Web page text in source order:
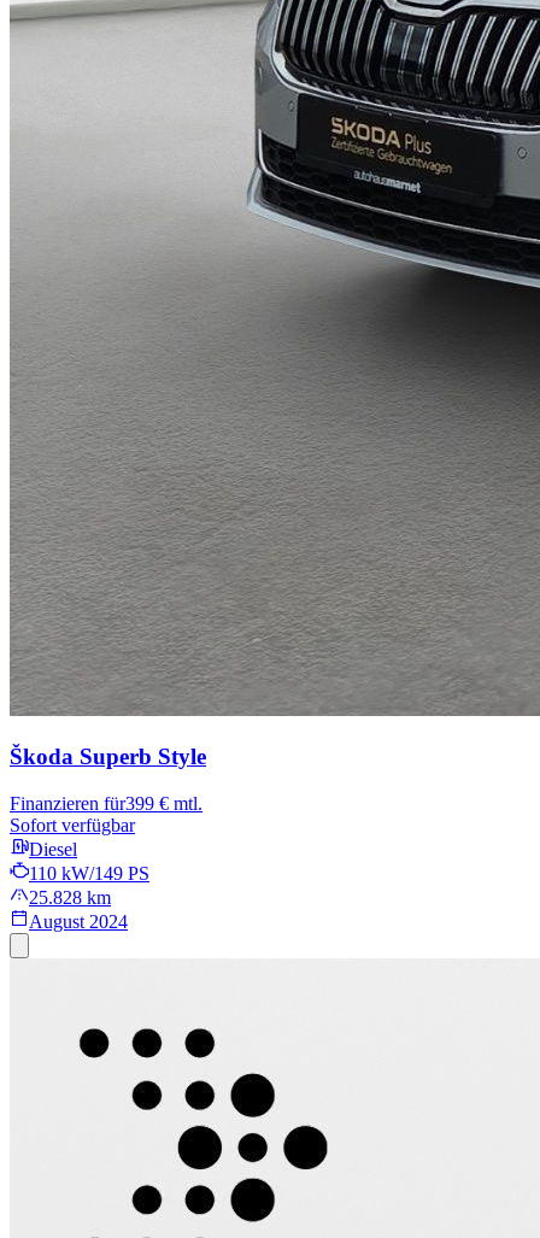
Škoda Superb Style
Finanzieren für399 € mtl.
Sofort verfügbar
Diesel
110 kW/149 PS
25.828 km
August 2024